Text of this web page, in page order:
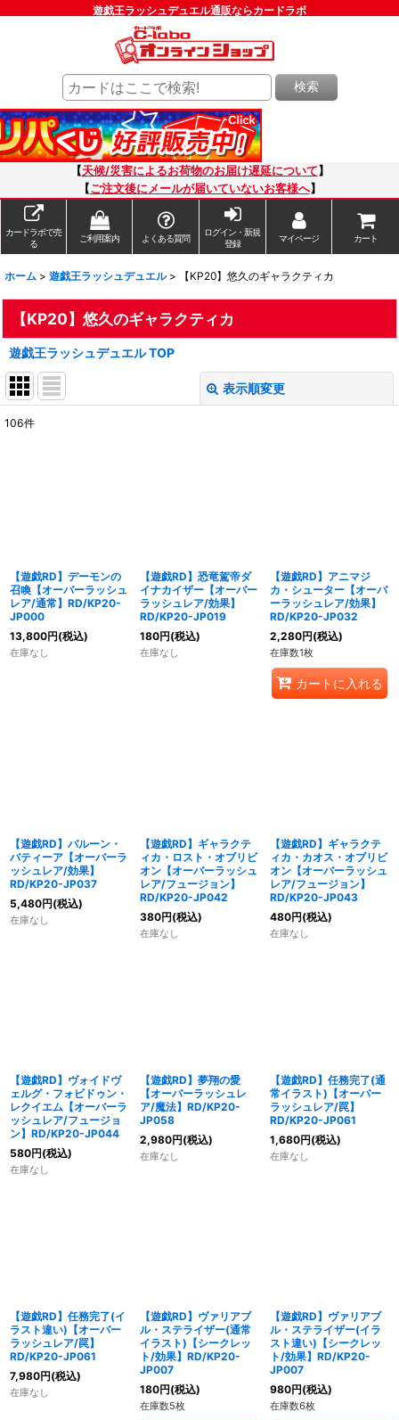
遊戯王ラッシュデュエル通販ならカードラボ
検索
【天候/災害によるお荷物のお届け遅延について 】
【ご注文後にメールが届いていないお客様へ】
カードラボで売
る
ご利用案内 よくある質問
ログイン・新規
登録
マイページ カート
ホーム > 遊戯王ラッシュデュエル > 【KP20】悠久のギャラクティカ
【KP20】悠久のギャラクティカ
遊戯王ラッシュデュエル TOP
表示順変更
絞り込む
106件
【遊戯RD】デーモンの
召喚【オーバーラッシュ
レア/通常】RD/KP20-
JP000
13,800円(税込)
在庫なし
【遊戯RD】恐竜駕帝ダ
イナカイザー【オーバー
ラッシュレア/効果】
RD/KP20-JP019
180円(税込)
在庫なし
【遊戯RD】アニマジ
カ・シューター【オーバ
ーラッシュレア/効果】
RD/KP20-JP032
2,280円(税込)
在庫数1枚
カートに入れる
【遊戯RD】バルーン・
バティーア【オーバーラ
ッシュレア/効果】
RD/KP20-JP037
5,480円(税込)
在庫なし
【遊戯RD】ギャラクテ
ィカ・ロスト・オブリビ
オン【オーバーラッシュ
レア/フュージョン】
RD/KP20-JP042
380円(税込)
在庫なし
【遊戯RD】ギャラクテ
ィカ・カオス・オブリビ
オン【オーバーラッシュ
レア/フュージョン】
RD/KP20-JP043
480円(税込)
在庫なし
【遊戯RD】ヴォイドヴ
ェルグ・フォビドゥン・
レクイエム【オーバーラ
ッシュレア/フュージョ
ン】RD/KP20-JP044
580円(税込)
在庫なし
【遊戯RD】夢翔の愛
【オーバーラッシュレ
ア/魔法】RD/KP20-
JP058
2,980円(税込)
在庫なし
【遊戯RD】任務完了(通
常イラスト)【オーバー
ラッシュレア/罠】
RD/KP20-JP061
1,680円(税込)
在庫なし
【遊戯RD】任務完了(イ
ラスト違い)【オーバー
ラッシュレア/罠】
RD/KP20-JP061
7,980円(税込)
在庫なし
【遊戯RD】ヴァリアブ
ル・ステライザー(通常
イラスト)【シークレッ
ト/効果】RD/KP20-
JP007
180円(税込)
在庫数5枚
【遊戯RD】ヴァリアブ
ル・ステライザー(イラ
スト違い)【シークレッ
ト/効果】RD/KP20-
JP007
980円(税込)
在庫数6枚